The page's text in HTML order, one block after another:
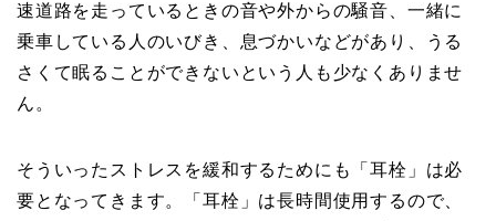
速道路を走っているときの音や外からの騒音、一緒に
乗車している人のいびき、息づかいなどがあり、うる
さくて眠ることができないという人も少なくありませ
ん。
そういったストレスを緩和するためにも「耳栓」は必
要となってきます。「耳栓」は長時間使用するので、